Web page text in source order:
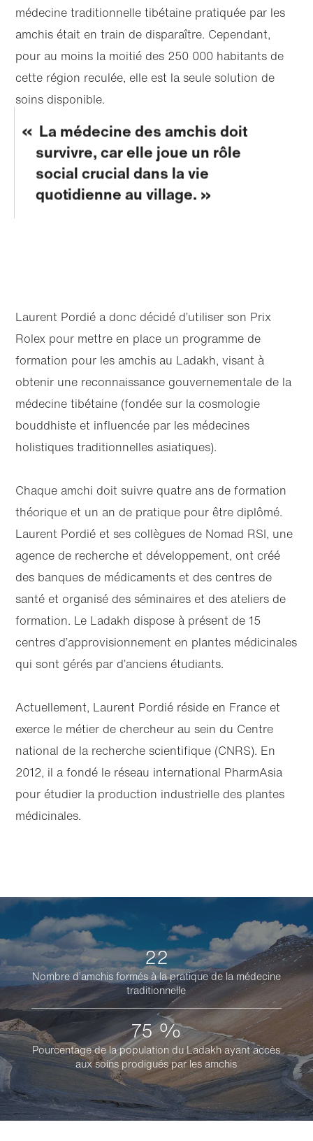
médecine traditionnelle tibétaine pratiquée par les
amchis était en train de disparaître. Cependant,
pour au moins la moitié des 250 000 habitants de
cette région reculée, elle est la seule solution de
soins disponible.
La médecine des amchis doit
survivre, car elle joue un rôle
social crucial dans la vie
quotidienne au village.
Laurent Pordié a donc décidé d’utiliser son Prix
Rolex pour mettre en place un programme de
formation pour les amchis au Ladakh, visant à
obtenir une reconnaissance gouvernementale de la
médecine tibétaine (fondée sur la cosmologie
bouddhiste et influencée par les médecines
holistiques traditionnelles asiatiques).
Chaque amchi doit suivre quatre ans de formation
théorique et un an de pratique pour être diplômé.
Laurent Pordié et ses collègues de Nomad RSI, une
agence de recherche et développement, ont créé
des banques de médicaments et des centres de
santé et organisé des séminaires et des ateliers de
formation. Le Ladakh dispose à présent de 15
centres d’approvisionnement en plantes médicinales
qui sont gérés par d’anciens étudiants.
Actuellement, Laurent Pordié réside en France et
exerce le métier de chercheur au sein du Centre
national de la recherche scientifique (CNRS). En
2012, il a fondé le réseau international PharmAsia
pour étudier la production industrielle des plantes
médicinales.
22
Nombre d’amchis formés à la pratique de la médecine
traditionnelle
75 %
Pourcentage de la population du Ladakh ayant accès
aux soins prodigués par les amchis